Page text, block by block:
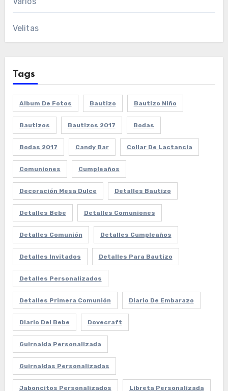
Velitas
Tags
Album De Fotos Bautizo Bautizo Niño
Bautizos Bautizos 2017 Bodas
Bodas 2017 Candy Bar Collar De Lactancia
Comuniones Cumpleaños
Decoración Mesa Dulce Detalles Bautizo
Detalles Bebe Detalles Comuniones
Detalles Comunión Detalles Cumpleaños
Detalles Invitados Detalles Para Bautizo
Detalles Personalizados
Detalles Primera Comunión Diario De Embarazo
Diario Del Bebe Dovecraft
Guirnalda Personalizada
Guirnaldas Personalizadas
Jaboncitos Personalizados Libreta Personalizada